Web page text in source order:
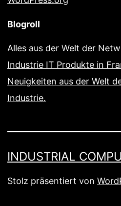
Blogroll
Alles aus der Welt der
Industrie IT Produkte in
Neuigkeiten aus der Welt
Industrie.
INDUSTRIAL
Stolz präsentiert von